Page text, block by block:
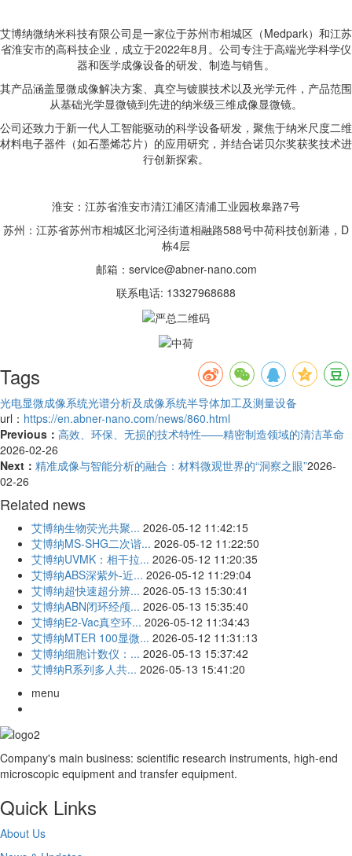
艾博纳微纳米科技有限公司是一家位于苏州市相城区（Medpark）和江苏
省淮安市的高科技企业，成立于2022年8月。公司专注于高端光学科学仪
器和医学成像设备的研发、制造与销售。
其产品涵盖显微成像解决方案、真空与镀膜技术以及光学元件，产品范围
从基础光学显微镜到先进的纳米级三维成像显微镜。
公司还致力于新一代人工智能驱动的科学设备研发，聚焦于纳米尺度二维
材料电子器件（如石墨烯芯片）的应用研究，并结合诺贝尔奖获奖技术进
行创新探索。
淮安：江苏省淮安市清江浦区清浦工业园枚皋路7号
苏州：江苏省苏州市相城区北河泾街道相融路588号中荷科技创新港，D
栋4层
邮箱：service@abner-nano.com
联系电话: 13327968688
Tags
光电显微成像系统光谱分析及成像系统半导体加工及测量设备
url： https://en.abner-nano.com/news/860.html
Previous： 高效、环保、无损的技术特性——精密制造领域的清洁革命
2026-02-26
Next： 精准成像与智能分析的融合：材料微观世界的“洞察之眼”2026-
02-26
Related news
艾博纳生物荧光共聚... 2026-05-12 11:42:15
艾博纳MS-SHG二次谐... 2026-05-12 11:22:50
艾博纳UVMK：相干拉... 2026-05-12 11:20:35
艾博纳ABS深紫外-近... 2026-05-12 11:29:04
艾博纳超快速超分辨... 2026-05-13 15:30:41
艾博纳ABN闭环经颅... 2026-05-13 15:35:40
艾博纳E2-Vac真空环... 2026-05-12 11:34:43
艾博纳MTER 100显微... 2026-05-12 11:31:13
艾博纳细胞计数仪：... 2026-05-13 15:37:42
艾博纳R系列多人共... 2026-05-13 15:41:20
menu
Company's main business: scientific research instruments, high-end
microscopic equipment and transfer equipment.
Quick Links
About Us